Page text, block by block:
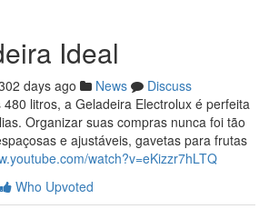
Ideal
days ago News
Discuss
litros, a Geladeira Electrolux é perfeita
Organizar suas compras nunca foi tão
e ajustáveis, gavetas para frutas
watch?v=eKizzr7hLTQ
Who Upvoted